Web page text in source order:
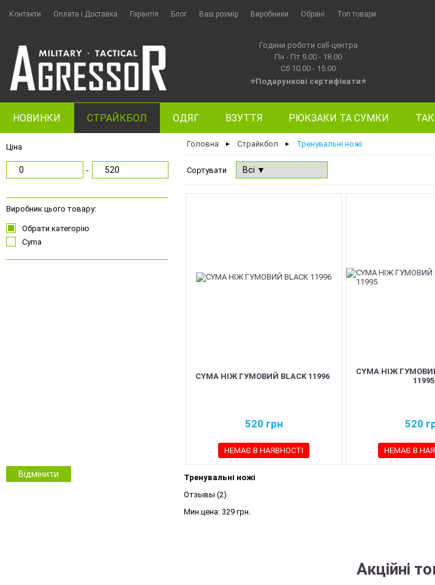
Контакти Оплата i Доставка Гарантія Блог Ваш розмір Виробники Обрані Топ товари
Години роботи call-центра
Пн - Пт 9.00 - 18.00
Сб 10.00 - 15.00
⭐Подарункові сертифікати⭐
НОВИНКИ СТРАЙКБОЛ ОДЯГ ВЗУТТЯ РЮКЗАКИ ТА СУМКИ
Ціна
-
Виробник цього товару:
Обрати категорію
Cyma
Зимовий камуфляж
Камуфляж
Відмінити
Головна ► Страйкбол ► Тренувальні ножі
Сортувати
CYMA НІЖ ГУМОВИЙ BLACK 11996
520 грн
НЕМАЄ В НАЯВНОСТІ
CYMA НІЖ
11995
520
НЕМАЄ В
Тренувальні ножі
Отзывы (2)
Мин.цена: 329 грн.
Акційні